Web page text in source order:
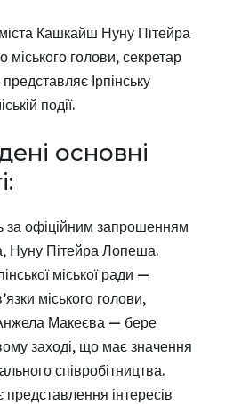
Кашкайш Нуну Пітейра
міського голови, секретар
Ірпінську
події.
основні
за офіційним запрошенням
Нуну Пітейра Лопеша.
міської ради —
міського голови,
Макеєва — бере
заході, що має значення
співробітництва.
представлення інтересів